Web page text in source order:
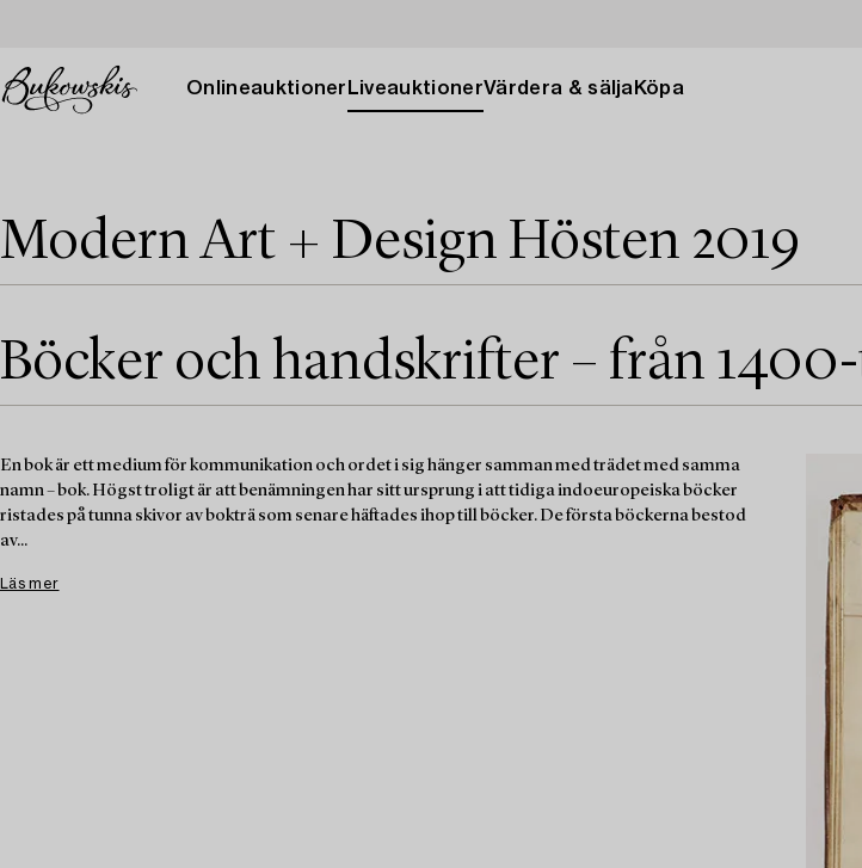
Onlineauktioner LiveauktionerVärdera & sälja Köpa
Modern Art + Design Hösten 2019
Böcker och handskrifter – från
En bok är ett medium för kommunikation och ordet i sig hänger samman med trädet med samma
namn – bok. Högst troligt är att benämningen har sitt ursprung i att tidiga indoeuropeiska böcker
ristades på tunna skivor av bokträ som senare häftades ihop till böcker. De första böckerna bestod
av...
Läs mer